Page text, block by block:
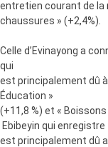
entretien courant de la
chaussures » (+2,4%).
Celle d’Evinayong a
qui
est principalement dû à
Éducation »
(+11,8 %) et «
Ebibeyin qui
est principalement dû